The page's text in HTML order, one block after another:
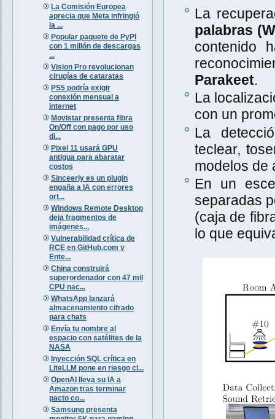
La Comisión Europea
aprecia que Meta infringió
la ...
Popular paquete de PyPI
con 1 millón de descargas
...
Vision Pro revolucionan
cirugías de cataratas
PS5 podría exigir
conexión mensual a
internet
Movistar presenta fibra
On/Off con pago por uso
di...
Pixel 11 usará GPU
antigua para abaratar
costos
Sinceerly es un plugin
engaña a IA con errores
ort...
Windows Remote Desktop
deja fragmentos de
imágenes...
Vulnerabilidad crítica de
RCE en GitHub.com y
Ente...
China construirá
superordenador con 47 mil
CPU nac...
WhatsApp lanzará
almacenamiento cifrado
para chats
Envía tu nombre al
espacio con satélites de la
NASA
Inyección SQL crítica en
LiteLLM pone en riesgo cl...
OpenAI lleva su IA a
Amazon tras terminar
pacto co...
Samsung presenta
La
palabras
contenido
Parakeet.
La
con un
La
teclear,
modelos de
En un
separadas
(caja de
lo que